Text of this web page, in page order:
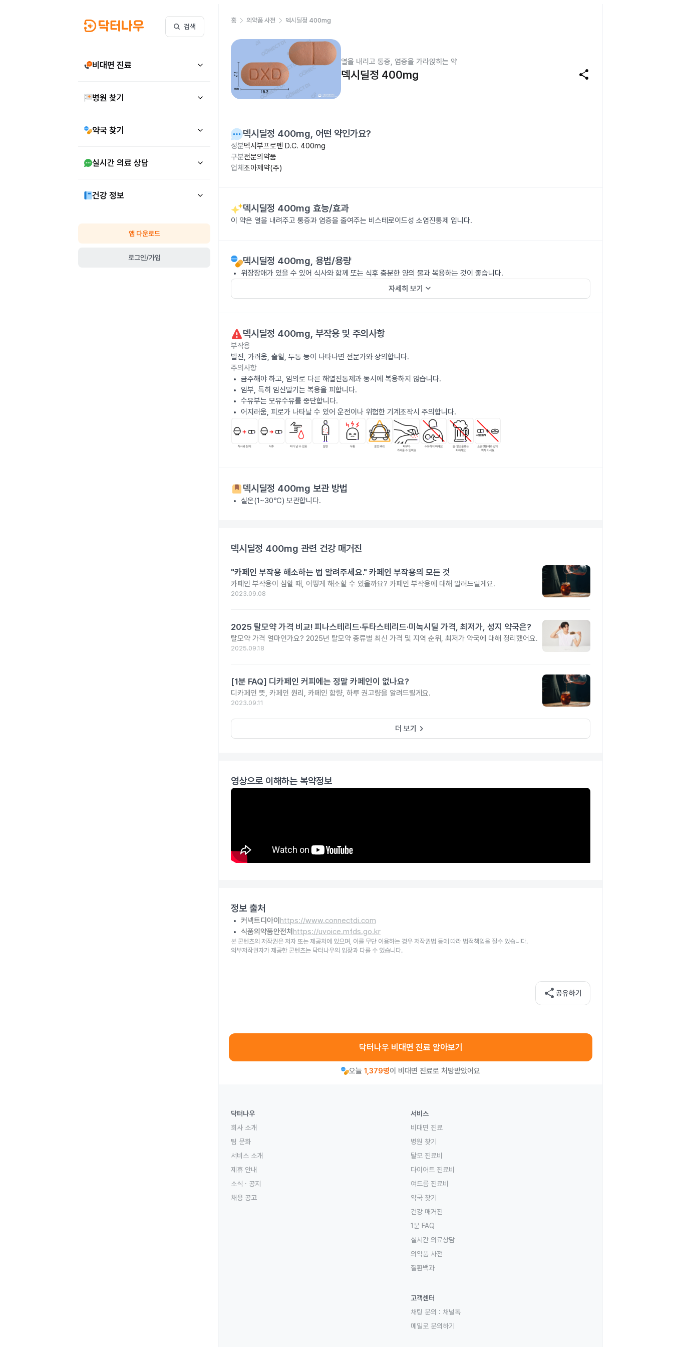
검색
비대면 진료
병원 찾기
약국 찾기
실시간 의료 상담
건강 정보
앱 다운로드
로그인/가입
홈 의약품 사전 덱시딜정 400mg
열을 내리고 통증, 염증을 가라앉히는 약
덱시딜정 400mg share
덱시딜정 400mg, 어떤 약인가요?
성분덱시부프로펜 D.C. 400mg
구분전문의약품
업체 조아제약(주)
덱시딜정 400mg 효능/효과
이 약은 열을 내려주고 통증과 염증을 줄여주는 비스테로이드성 소염진통제 입니다.
덱시딜정 400mg, 용법/용량
위장장애가 있을 수 있어 식사와 함께 또는 식후 충분한 양의 물과 복용하는 것이 좋습니다.
자세히 보기 keyboard_arrow_down
덱시딜정 400mg, 부작용 및 주의사항
부작용
발진, 가려움, 출혈, 두통 등이 나타나면 전문가와 상의합니다.
주의사항
금주해야 하고, 임의로 다른 해열진통제과 동시에 복용하지 않습니다.
임부, 특히 임신말기는 복용을 피합니다.
수유부는 모유수유를 중단합니다.
어지러움, 피로가 나타날 수 있어 운전이나 위험한 기계조작시 주의합니다.
덱시딜정 400mg 보관 방법
실온(1~30℃) 보관합니다.
덱시딜정 400mg 관련 건강 매거진
"카페인 부작용 해소하는 법 알려주세요." 카페인 부작용의 모든 것
카페인 부작용이 심할 때, 어떻게 해소할 수 있을까요? 카페인 부작용에 대해 알려드릴게요.
2023.09.08
2025 탈모약 가격 비교! 피나스테리드·두타스테리드·미녹시딜 가격, 최저가, 성지 약국은?
탈모약 가격 얼마인가요? 2025년 탈모약 종류별 최신 가격 및 지역 순위, 최저가 약국에 대해 정리했어요.
2025.09.18
[1분 FAQ] 디카페인 커피에는 정말 카페인이 없나요?
디카페인 뜻, 카페인 원리, 카페인 함량, 하루 권고량을 알려드릴게요.
2023.09.11
더 보기 keyboard_arrow_right
영상으로 이해하는 복약정보
정보 출처
커넥트디아이 https://www.connectdi.com
식품의약품안전처 https://uvoice.mfds.go.kr
본 콘텐츠의 저작권은 저자 또는 제공처에 있으며, 이를 무단 이용하는 경우 저작권법 등에 따라 법적책임을 질수 있습니다.
외부저작권자가 제공한 콘텐츠는 닥터나우의 입장과 다를 수 있습니다.
share 공유하기
닥터나우 비대면 진료 알아보기
오늘 1,379명이 비대면 진료로 처방받았어요
닥터나우
회사 소개
팀 문화
서비스 소개
제휴 안내
소식 · 공지
채용 공고
서비스
비대면 진료
병원 찾기
탈모 진료비
다이어트 진료비
여드름 진료비
약국 찾기
건강 매거진
1분 FAQ
실시간 의료상담
의약품 사전
질환백과
고객센터
채팅 문의 : 채널톡
메일로 문의하기